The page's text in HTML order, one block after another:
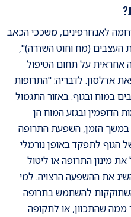
לאנדורפינים, משככי הכאב
העצבים (מח וחוט השדרה)",
אחראית על תחום הטיפול
אדלסון. לדבריה: "התרופות
במוח ובגוף. באזור התגמול
הדופמין ובגזע המוח הן
במשך הזמן, השפעת התרופה
הגוף לתפקד באופן נורמלי
מינון התרופה או ליטול
את ההשפעה הרצויה. למי
להשתמש בתרופה
ממה שהתכוון, או לתקופה